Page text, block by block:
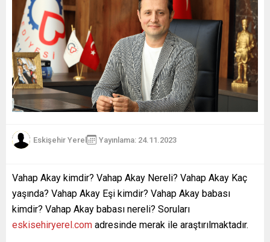
Eskişehir Yerel Yayınlama: 24.11.2023
Vahap Akay kimdir? Vahap Akay Nereli? Vahap Akay Kaç
yaşında? Vahap Akay Eşi kimdir? Vahap Akay babası
kimdir? Vahap Akay babası nereli? Soruları
eskisehiryerel.com adresinde merak ile araştırılmaktadır.